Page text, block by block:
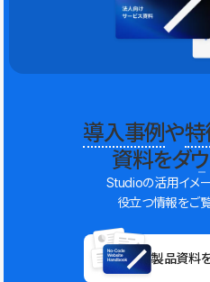
導入事例や特
資料をダウ
Studioの活用イメ
役立つ情報をご
製品資料